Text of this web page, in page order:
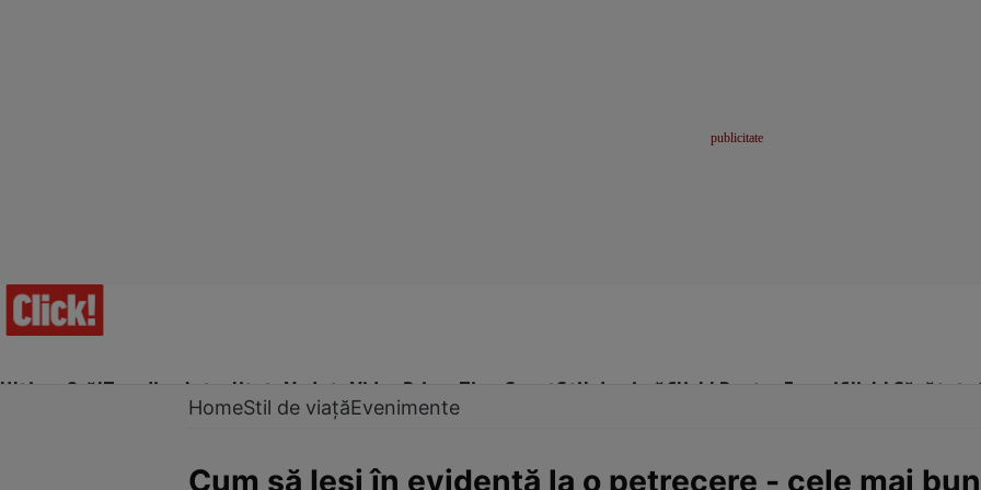
Ultima Oră!Trending Actualitate Vedete Video Prime Time SportStil de viațăClick! Pentru FemeiClick! Sănătate
HomeStil de viațăEvenimente
Cum să Ieși în evidență la o petrecere - cele mai